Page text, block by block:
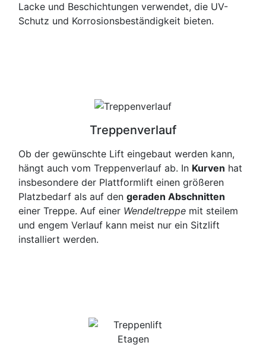
Lacke und Beschichtungen verwendet, die UV-
Schutz und Korrosionsbeständigkeit bieten.
Treppenverlauf
Ob der gewünschte Lift eingebaut werden kann,
hängt auch vom Treppenverlauf ab. In Kurven hat
insbesondere der Plattformlift einen größeren
Platzbedarf als auf den geraden Abschnitten
einer Treppe. Auf einer Wendeltreppe mit steilem
und engem Verlauf kann meist nur ein Sitzlift
installiert werden.